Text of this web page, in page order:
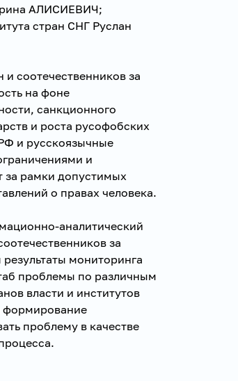
АЛИСИЕВИЧ;
стран СНГ Руслан
соотечественников за
на фоне
санкционного
и роста русофобских
и русскоязычные
и
рамки допустимых
о правах человека.
аналитический
за
мониторинга
проблемы по различным
власти и институтов
формирование
проблему в качестве